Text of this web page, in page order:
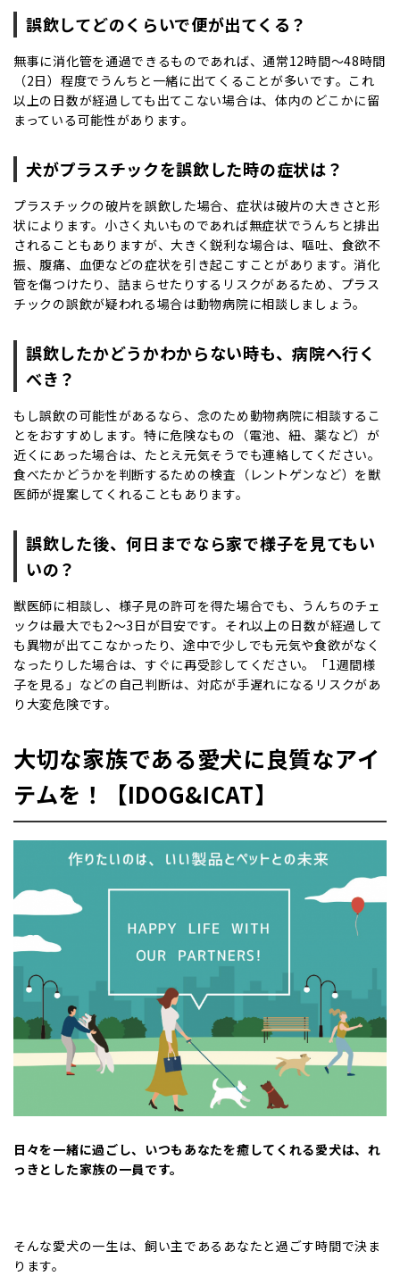
誤飲してどのくらいで便が出てくる？
無事に消化管を通過できるものであれば、通常12時間～48時間
（2日）程度でうんちと一緒に出てくることが多いです。これ
以上の日数が経過しても出てこない場合は、体内のどこかに留
まっている可能性があります。
犬がプラスチックを誤飲した時の症状は？
プラスチックの破片を誤飲した場合、症状は破片の大きさと形
状によります。小さく丸いものであれば無症状でうんちと排出
されることもありますが、大きく鋭利な場合は、嘔吐、食欲不
振、腹痛、血便などの症状を引き起こすことがあります。消化
管を傷つけたり、詰まらせたりするリスクがあるため、プラス
チックの誤飲が疑われる場合は動物病院に相談しましょう。
誤飲したかどうかわからない時も、病院へ行く
べき？
もし誤飲の可能性があるなら、念のため動物病院に相談するこ
とをおすすめします。特に危険なもの（電池、紐、薬など）が
近くにあった場合は、たとえ元気そうでも連絡してください。
食べたかどうかを判断するための検査（レントゲンなど）を獣
医師が提案してくれることもあります。
誤飲した後、何日までなら家で様子を見てもい
いの？
獣医師に相談し、様子見の許可を得た場合でも、うんちのチェ
ックは最大でも2〜3日が目安です。それ以上の日数が経過して
も異物が出てこなかったり、途中で少しでも元気や食欲がなく
なったりした場合は、すぐに再受診してください。「1週間様
子を見る」などの自己判断は、対応が手遅れになるリスクがあ
り大変危険です。
大切な家族である愛犬に良質なアイ
テムを！【IDOG&ICAT】
日々を一緒に過ごし、いつもあなたを癒してくれる愛犬は、れ
っきとした家族の一員です。
そんな愛犬の一生は、飼い主であるあなたと過ごす時間で決ま
ります。